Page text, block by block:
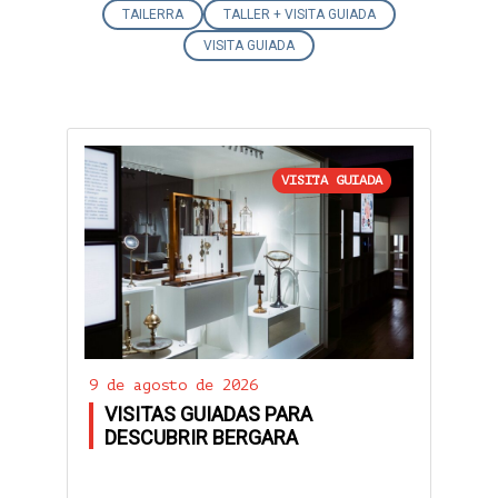
TAILERRA
TALLER + VISITA GUIADA
VISITA GUIADA
VISITA GUIADA
9 de agosto de 2026
VISITAS GUIADAS PARA
DESCUBRIR BERGARA